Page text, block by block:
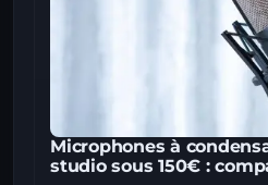
Microphones à
studio sous 150€ :